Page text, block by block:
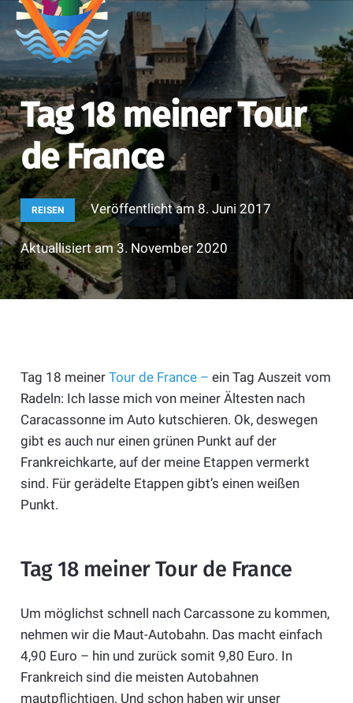
Tag 18 meiner Tour
de France
REISEN Veröffentlicht am 8. Juni 2017
Aktuallisiert am3. November 2020
Tag 18 meiner Tour de France – ein Tag Auszeit vom
Radeln: Ich lasse mich von meiner Ältesten nach
Caracassonne im Auto kutschieren. Ok, deswegen
gibt es auch nur einen grünen Punkt auf der
Frankreichkarte, auf der meine Etappen vermerkt
sind. Für gerädelte Etappen gibt’s einen weißen
Punkt.
Tag 18 meiner Tour de France
Um möglichst schnell nach Carcassone zu kommen,
nehmen wir die Maut-Autobahn. Das macht einfach
4,90 Euro – hin und zurück somit 9,80 Euro. In
Frankreich sind die meisten Autobahnen
mautpflichtigen. Und schon haben wir unser